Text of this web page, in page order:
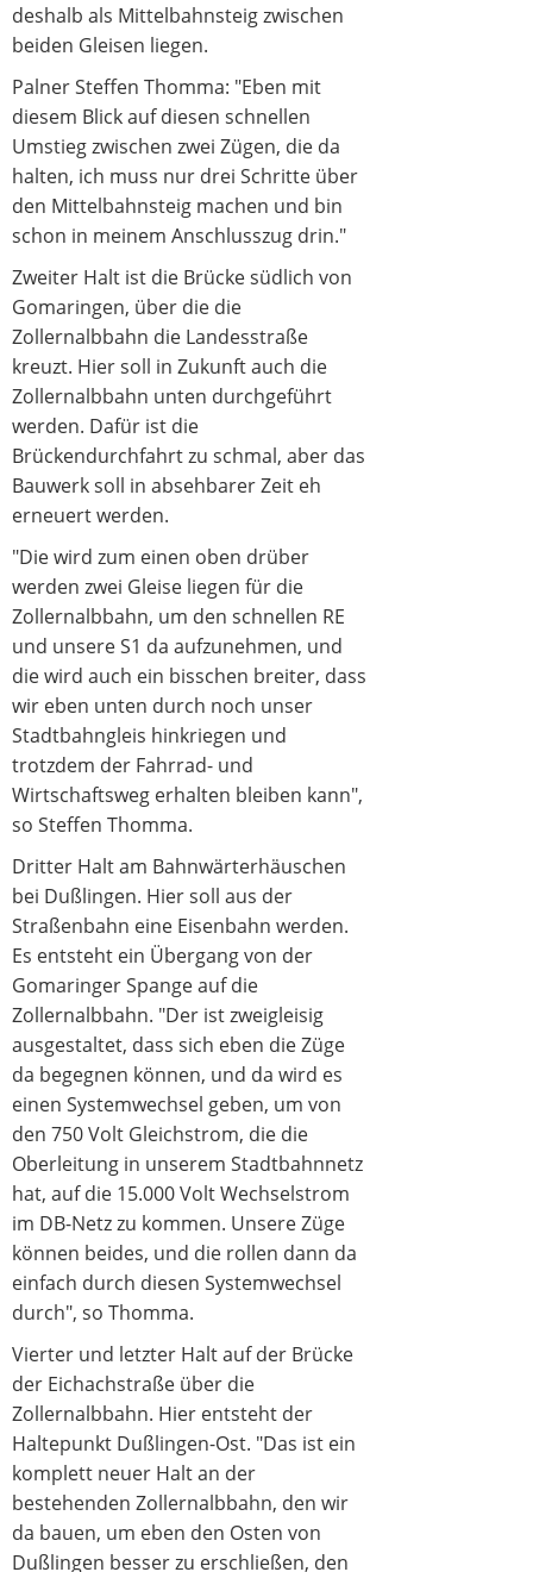
deshalb als Mittelbahnsteig zwischen
beiden Gleisen liegen.
Palner Steffen Thomma: "Eben mit
diesem Blick auf diesen schnellen
Umstieg zwischen zwei Zügen, die da
halten, ich muss nur drei Schritte über
den Mittelbahnsteig machen und bin
schon in meinem Anschlusszug drin."
Zweiter Halt ist die Brücke südlich von
Gomaringen, über die die
Zollernalbbahn die Landesstraße
kreuzt. Hier soll in Zukunft auch die
Zollernalbbahn unten durchgeführt
werden. Dafür ist die
Brückendurchfahrt zu schmal, aber das
Bauwerk soll in absehbarer Zeit eh
erneuert werden.
"Die wird zum einen oben drüber
werden zwei Gleise liegen für die
Zollernalbbahn, um den schnellen RE
und unsere S1 da aufzunehmen, und
die wird auch ein bisschen breiter, dass
wir eben unten durch noch unser
Stadtbahngleis hinkriegen und
trotzdem der Fahrrad- und
Wirtschaftsweg erhalten bleiben kann",
so Steffen Thomma.
Dritter Halt am Bahnwärterhäuschen
bei Dußlingen. Hier soll aus der
Straßenbahn eine Eisenbahn werden.
Es entsteht ein Übergang von der
Gomaringer Spange auf die
Zollernalbbahn. "Der ist zweigleisig
ausgestaltet, dass sich eben die Züge
da begegnen können, und da wird es
einen Systemwechsel geben, um von
den 750 Volt Gleichstrom, die die
Oberleitung in unserem Stadtbahnnetz
hat, auf die 15.000 Volt Wechselstrom
im DB-Netz zu kommen. Unsere Züge
können beides, und die rollen dann da
einfach durch diesen Systemwechsel
durch", so Thomma.
Vierter und letzter Halt auf der Brücke
der Eichachstraße über die
Zollernalbbahn. Hier entsteht der
Haltepunkt Dußlingen-Ost. "Das ist ein
komplett neuer Halt an der
bestehenden Zollernalbbahn, den wir
da bauen, um eben den Osten von
Dußlingen besser zu erschließen, den